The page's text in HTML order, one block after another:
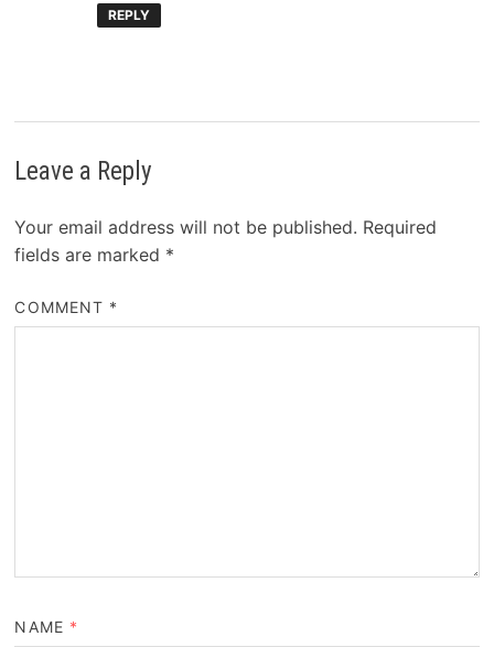
REPLY
Leave a Reply
Your email address will not be published. Required
fields are marked *
COMMENT *
NAME *